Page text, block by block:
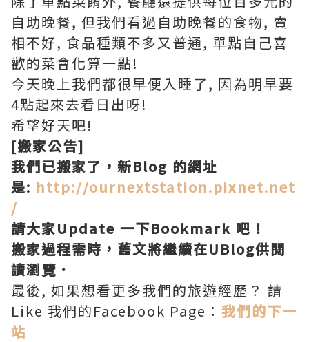
自助晚餐, 但我們看過自助晚餐的食物, 賣
相不好, 食品種類不多又普通, 單點自己喜
歡的菜會化算一點!
今天晚上我們都很早便入睡了, 因為明早要
4點起來去看日出呀!
希望好天吧!
[搬家公告]
我們已搬家了，新Blog 的網址
是: http://ournextstation.pixnet.net
/
請大家Update 一下Bookmark 吧！
搬家過程需時，舊文將繼續在UBlog供閱
讀瀏覽．
最後, 如果想看更多我們的旅遊經歷？ 請
Like 我們的Facebook Page： 我們的下一
站